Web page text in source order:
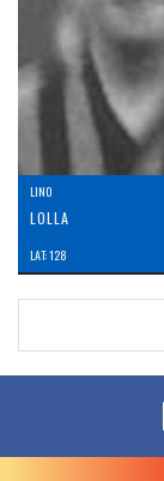
LINO
LOLLA
LAT: 128